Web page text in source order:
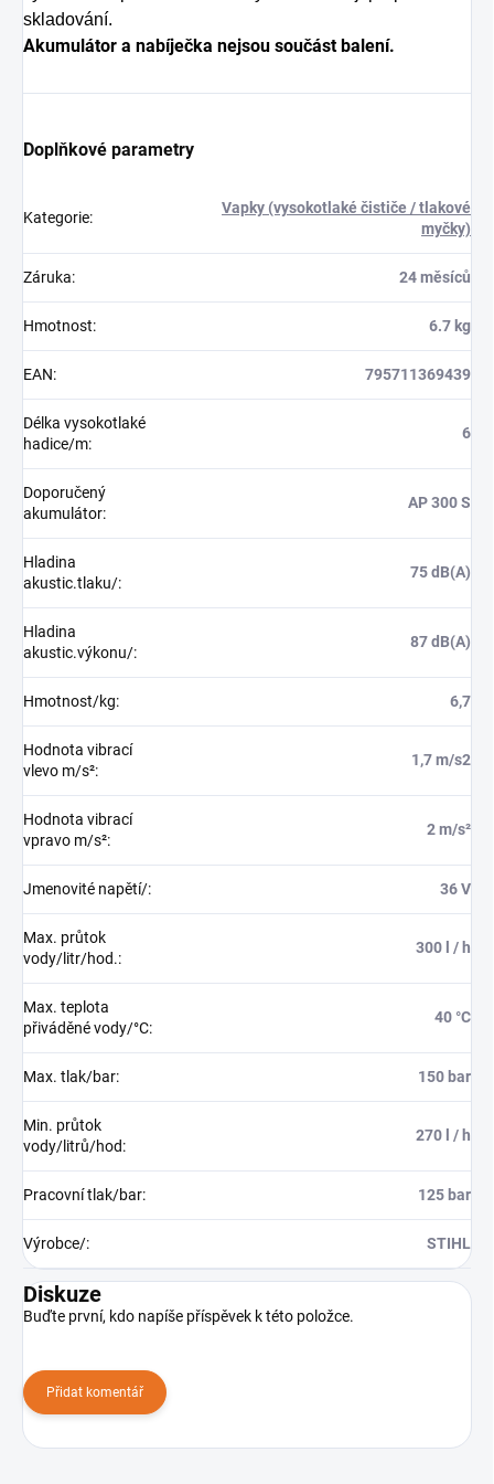
skladování.
Akumulátor a nabíječka nejsou součást balení.
Doplňkové parametry
Kategorie:
Vapky (vysokotlaké čističe / tlakové
myčky)
Záruka: 24 měsíců
Hmotnost: 6.7 kg
EAN: 795711369439
Délka vysokotlaké
hadice/m:
6
Doporučený
akumulátor:
AP 300 S
Hladina
akustic.tlaku/:
75 dB(A)
Hladina
akustic.výkonu/:
87 dB(A)
Hmotnost/kg: 6,7
Hodnota vibrací
vlevo m/s²:
1,7 m/s2
Hodnota vibrací
vpravo m/s²:
2 m/s²
Jmenovité napětí/: 36 V
Max. průtok
vody/litr/hod.:
300 l / h
Max. teplota
přiváděné vody/°C:
40 °C
Max. tlak/bar: 150 bar
Min. průtok
vody/litrů/hod:
270 l / h
Pracovní tlak/bar: 125 bar
Výrobce/: STIHL
Diskuze
Buďte první, kdo napíše příspěvek k této položce.
Přidat komentář